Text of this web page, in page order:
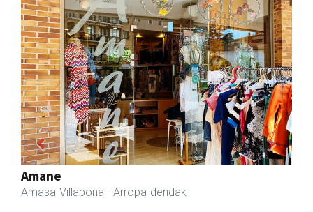
Zubimusu Ikastola
Amasa-Villabona - Hezkuntza
Previous Next